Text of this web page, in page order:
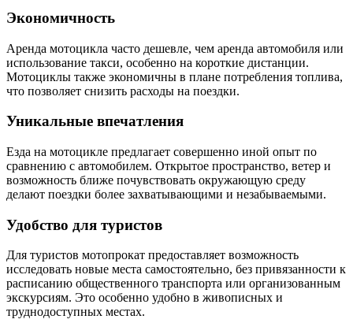
Экономичность
Аренда мотоцикла часто дешевле, чем аренда автомобиля или
использование такси, особенно на короткие дистанции.
Мотоциклы также экономичны в плане потребления топлива,
что позволяет снизить расходы на поездки.
Уникальные впечатления
Езда на мотоцикле предлагает совершенно иной опыт по
сравнению с автомобилем. Открытое пространство, ветер и
возможность ближе почувствовать окружающую среду
делают поездки более захватывающими и незабываемыми.
Удобство для туристов
Для туристов мотопрокат предоставляет возможность
исследовать новые места самостоятельно, без привязанности к
расписанию общественного транспорта или организованным
экскурсиям. Это особенно удобно в живописных и
труднодоступных местах.